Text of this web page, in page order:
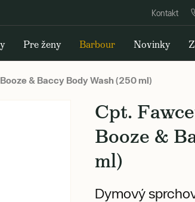
Kontakt
Pre ženy Barbour Novinky
& Baccy Body Wash (250 ml)
Cpt.
Booze &
ml)
Dymový